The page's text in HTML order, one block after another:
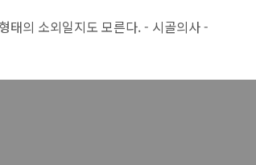
소외일지도 모른다. - 시골의사 -